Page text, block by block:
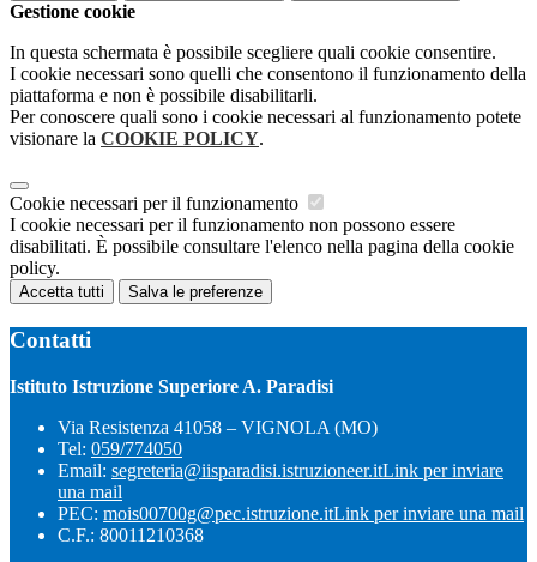
Gestione cookie
In questa schermata è possibile scegliere quali cookie consentire.
I cookie necessari sono quelli che consentono il funzionamento della
piattaforma e non è possibile disabilitarli.
Per conoscere quali sono i cookie necessari al funzionamento potete
visionare la COOKIE POLICY.
Cookie necessari per il funzionamento
I cookie necessari per il funzionamento non possono essere
disabilitati. È possibile consultare l'elenco nella pagina della cookie
policy.
Accetta tutti Salva le preferenze
Contatti
Istituto Istruzione Superiore A. Paradisi
Via Resistenza 41058 – VIGNOLA (MO)
Tel: 059/774050
Email: segreteria@iisparadisi.istruzioneer.itLink per inviare
una mail
PEC: mois00700g@pec.istruzione.itLink per inviare una mail
C.F.: 80011210368